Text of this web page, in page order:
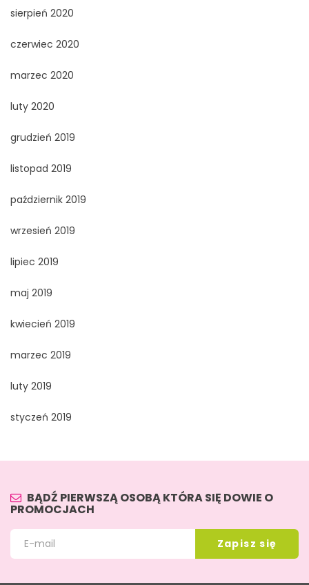
sierpień 2020
czerwiec 2020
marzec 2020
luty 2020
grudzień 2019
listopad 2019
październik 2019
wrzesień 2019
lipiec 2019
maj 2019
kwiecień 2019
marzec 2019
luty 2019
styczeń 2019
BĄDŹ PIERWSZĄ OSOBĄ KTÓRA SIĘ DOWIE O
PROMOCJACH